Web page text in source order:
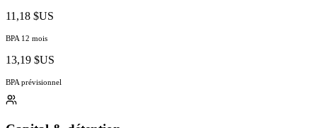
11,18 $US
BPA 12 mois
13,19 $US
BPA prévisionnel